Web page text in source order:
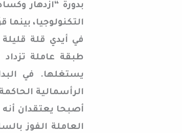
بدورة “ازدهار
التكنولوجيا،
في أيدي قلة
طبقة عاملة تزداد
يستغلها. في
الرأسمالية
أصبحا يعتقدان
العاملة الفوز